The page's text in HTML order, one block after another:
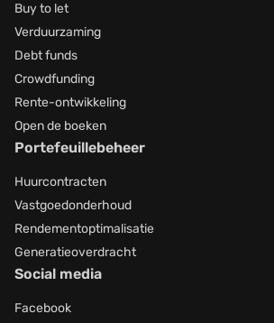
Buy to let
Verduurzaming
Debt funds
Crowdfunding
Rente-ontwikkeling
Open de boeken
Portefeuillebeheer
Huurcontracten
Vastgoedonderhoud
Rendementoptimalisatie
Generatieoverdracht
Social media
Facebook